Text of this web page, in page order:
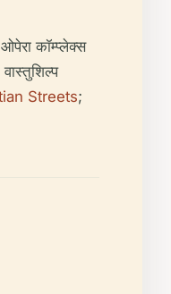
कॉम्प्लेक्स
Streets;